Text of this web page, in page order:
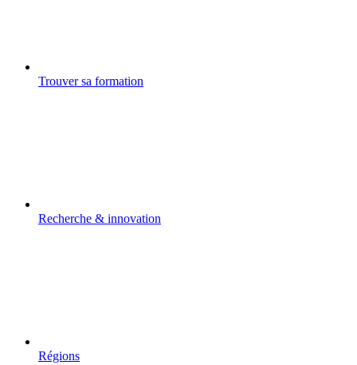
Trouver sa formation
Recherche & innovation
Régions